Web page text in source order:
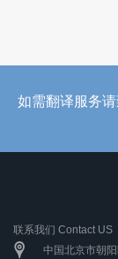
如需翻译服务
联系我们 Contact US
中国北京市朝